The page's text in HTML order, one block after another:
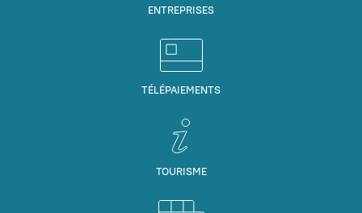
ENTREPRISES
TÉLÉPAIEMENTS
TOURISME